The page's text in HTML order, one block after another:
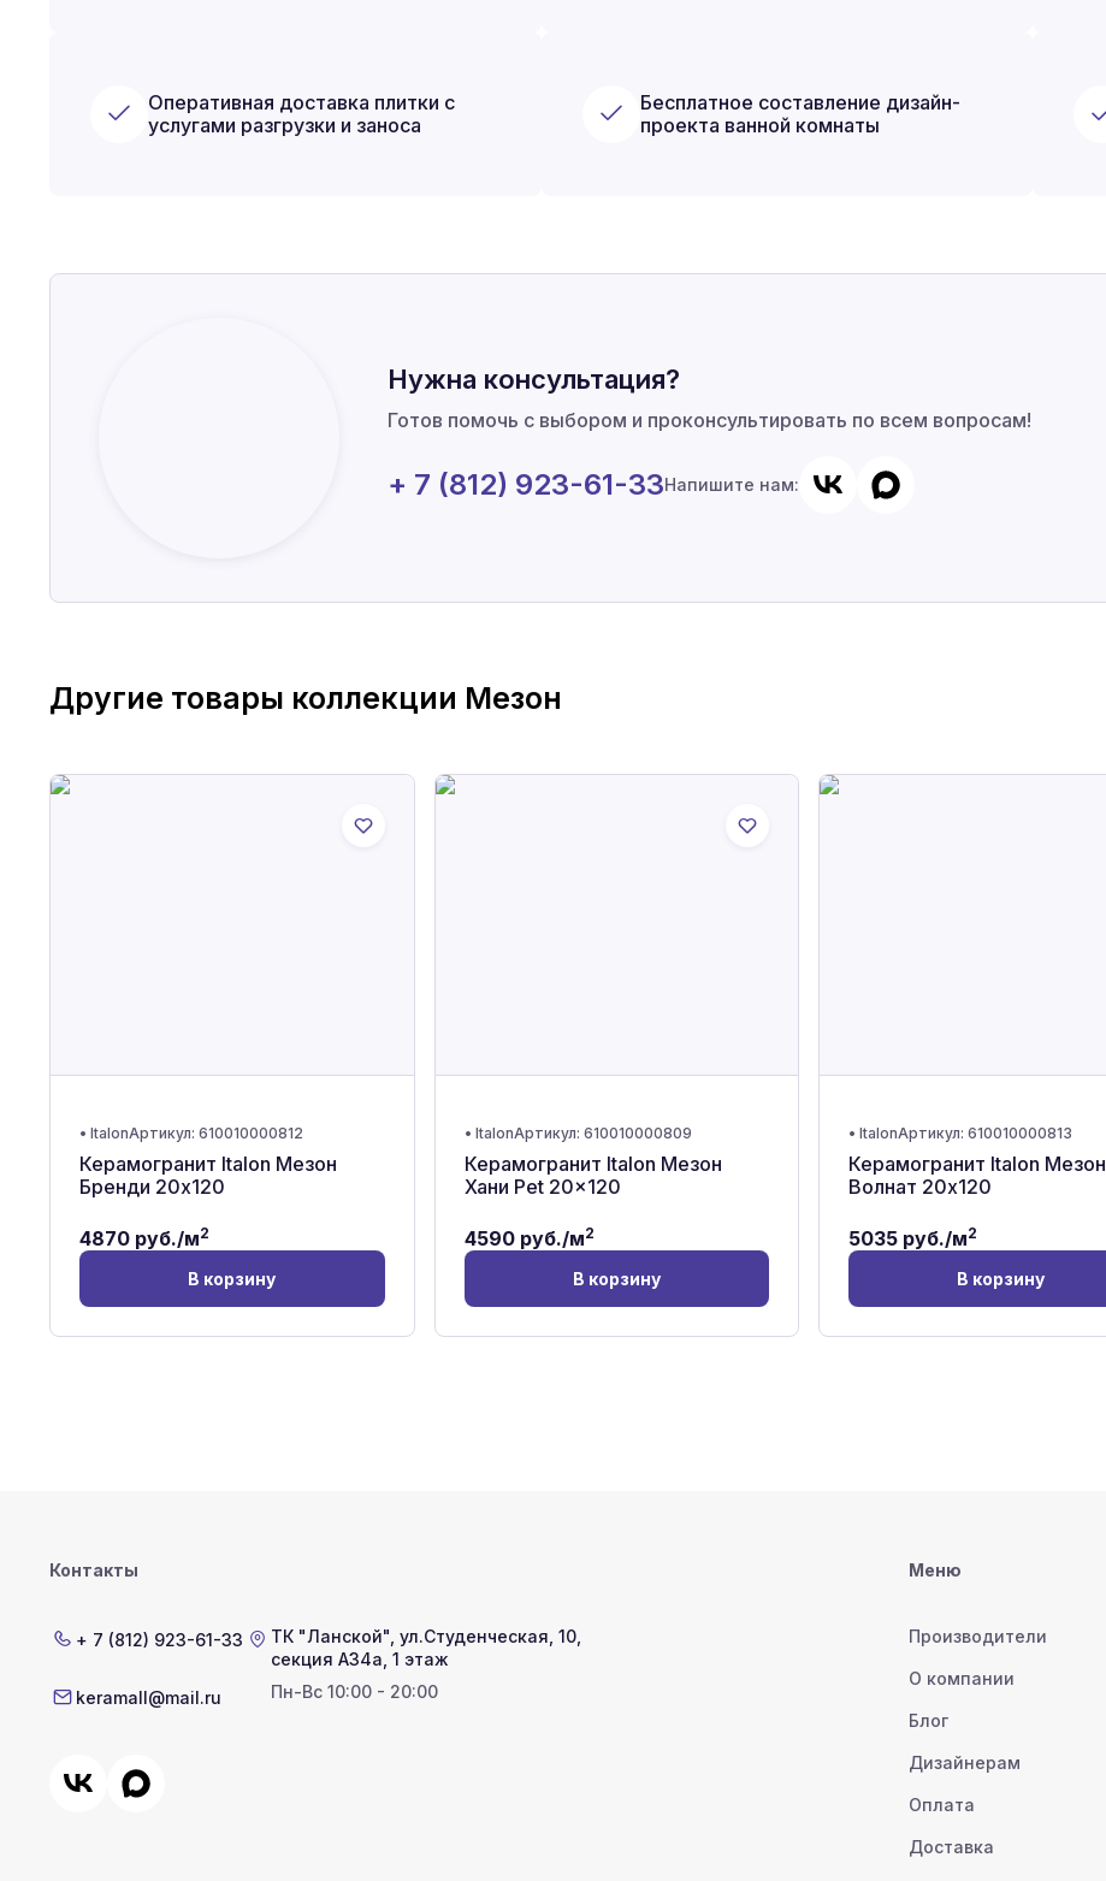
Оперативная доставка плитки с
услугами разгрузки и заноса
Бесплатное составление дизайн-
проекта ванной комнаты
Нужна консультация?
Готов помочь с выбором и проконсультировать по всем вопросам!
+ 7 (812) 923-61-33Напишите нам:
Другие товары коллекции Мезон
• ItalonАртикул: 610010000812
Керамогранит Italon Мезон
Бренди 20x120
4870 руб./м2
В корзину
• ItalonАртикул: 610010000809
Керамогранит Italon Мезон
Хани Рet 20x120
4590руб./м2
В корзину
• ItalonАртикул: 610010000813
Керамогранит Italon Мезон
Волнат 20x120
5035 руб./м2
В корзину
Контакты
+ 7 (812) 923-61-33
keramall@mail.ru
ТК "Ланской" ул.Студенческая, 10,
секция А34а, 1 этаж
Пн-Вс 10:00 - 20:00
Меню
Производители
О компании
Блог
Дизайнерам
Оплата
Доставка